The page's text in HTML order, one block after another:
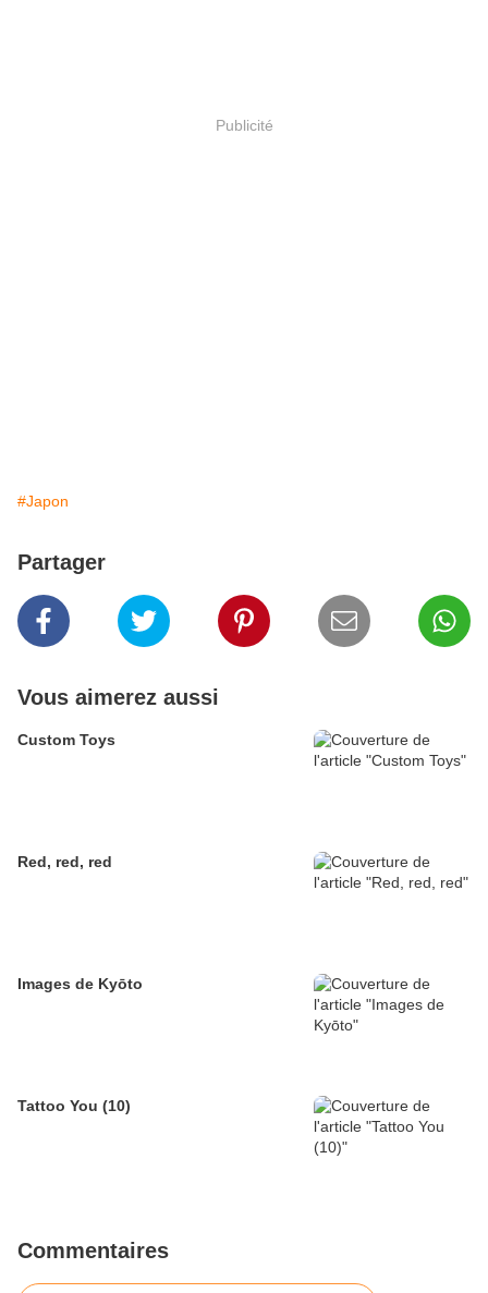
Publicité
#Japon
Partager
Vous aimerez aussi
Custom Toys
Red, red, red
Images de Kyōto
Tattoo You (10)
Commentaires